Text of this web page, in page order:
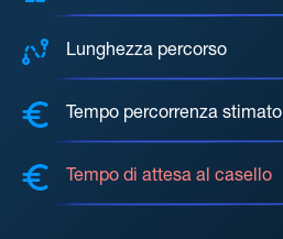
Lunghezza percorso
Tempo percorrenza stimato
Tempo di attesa al casello